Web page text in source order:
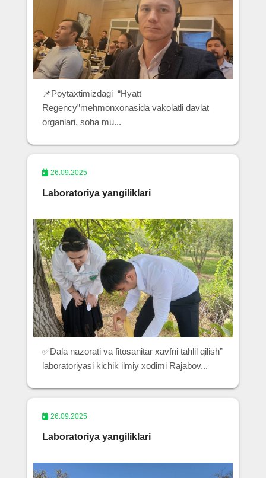
📌Poytaxtimizdagi “Hyatt
Regency”mehmonxonasida vakolatli davlat
organlari, soha mu...
26.09.2025
Laboratoriya yangiliklari
✅Dala nazorati va fitosanitar xavfni tahlil qilish”
laboratoriyasi kichik ilmiy xodimi Rajabov...
26.09.2025
Laboratoriya yangiliklari